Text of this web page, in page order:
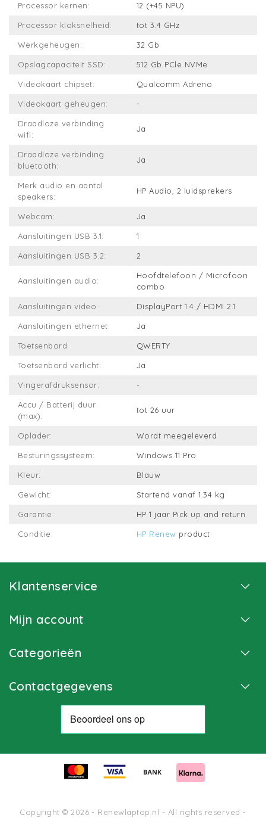
Processor kernen: 12 (+45 NPU)
Processor kloksnelheid: tot 3.4 GHz
Werkgeheugen: 32 Gb
Opslagcapaciteit SSD: 512 Gb PCle NVMe
Videokaart chipset: Qualcomm Adreno
Videokaart geheugen: -
Draadloze verbinding
wifi:
Ja
Draadloze verbinding
bluetooth:
Ja
Merk audio en aantal
speakers:
HP Audio, 2 luidsprekers
Webcam: Ja
Aansluitingen USB 3.1: 1
Aansluitingen USB 3.2: 2
Aansluitingen audio:
Hoofdtelefoon / Microfoon
combo
Aansluitingen video: DisplayPort 1.4 / HDMI 2.1
Aansluitingen ethernet: Ja
Toetsenbord: QWERTY
Toetsenbord verlicht: Ja
Vingerafdruksensor: -
Accu / Batterij duur
(max):
tot 26 uur
Oplader: Wordt meegeleverd
Besturingssysteem: Windows 11 Pro
Kleur: Blauw
Gewicht: Startend vanaf 1.34 kg
Garantie: HP 1 jaar Pick up and return
Conditie: HP Renew product
Klantenservice
Mijn account
Categorieën
Contactgegevens
Copyright © 2026 - Renewlaptop.nl - All rights reserved -